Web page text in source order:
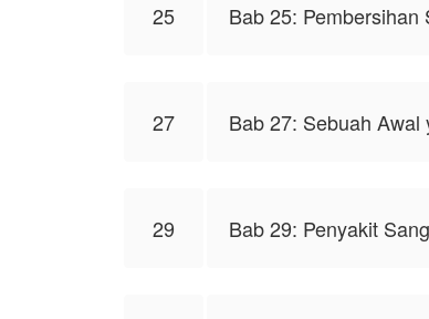
25 Bab 25: Pembersihan
27 Bab 27: Sebuah Awal
29 Bab 29: Penyakit